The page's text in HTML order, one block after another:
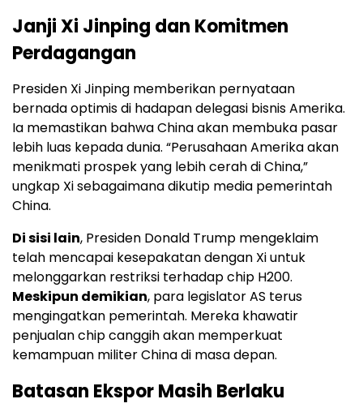
Janji Xi Jinping dan Komitmen
Perdagangan
Presiden Xi Jinping memberikan pernyataan
bernada optimis di hadapan delegasi bisnis Amerika.
Ia memastikan bahwa China akan membuka pasar
lebih luas kepada dunia. “Perusahaan Amerika akan
menikmati prospek yang lebih cerah di China,”
ungkap Xi sebagaimana dikutip media pemerintah
China.
Di sisi lain, Presiden Donald Trump mengeklaim
telah mencapai kesepakatan dengan Xi untuk
melonggarkan restriksi terhadap chip H200.
Meskipun demikian, para legislator AS terus
mengingatkan pemerintah. Mereka khawatir
penjualan chip canggih akan memperkuat
kemampuan militer China di masa depan.
Batasan Ekspor Masih Berlaku